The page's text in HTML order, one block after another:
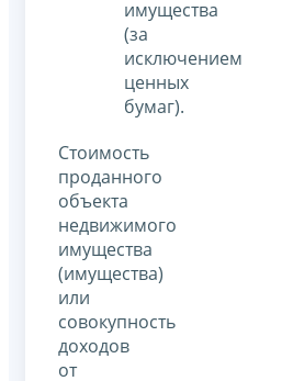
имущества
(за
исключением
ценных
бумаг).
Стоимость
проданного
объекта
недвижимого
имущества
(имущества)
или
совокупность
доходов
от